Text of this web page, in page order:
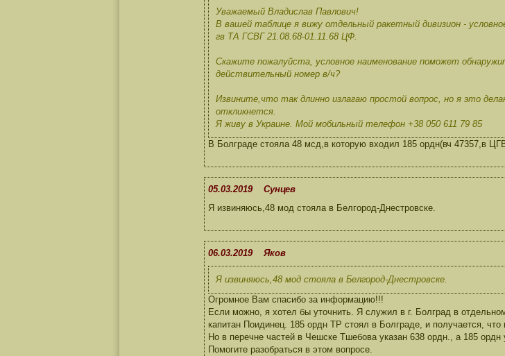
Уважаемый Владислав Павлович!
В вашей таблице я вижу отдельный ракетный дивизион -
гв ТА ГСВГ 21.08.68-01.11.68 ЦФ.
Скажите пожалуйста, условное наименование поможет
действительный номер в/ч?
Извините,что так длинно излагаю простой вопрос, но я это
откликнется.
Я живу в Украине. Мой мобильный телефон +38 050 611 79 85
В Болграде стояла 48 мсд,в которую входил 185 ордн(вч 47357,в
05.03.2019 Сунцев
Я извиняюсь,48 мод стояла в Белгород-Днестровске.
06.03.2019 Яков
Я извиняюсь,48 мод стояла в Белгород-Днестровске.
Огромное Вам спасибо за информацию!!!
Если можно, я хотел бы уточнить. Я служил в г. Болград в
капитан Поидинец. 185 ордн ТР стоял в Болграде, и получается,
Но в перечне частей в Чешске Тшебова указан 638 ордн., а 185
Помогите разобраться в этом вопросе.